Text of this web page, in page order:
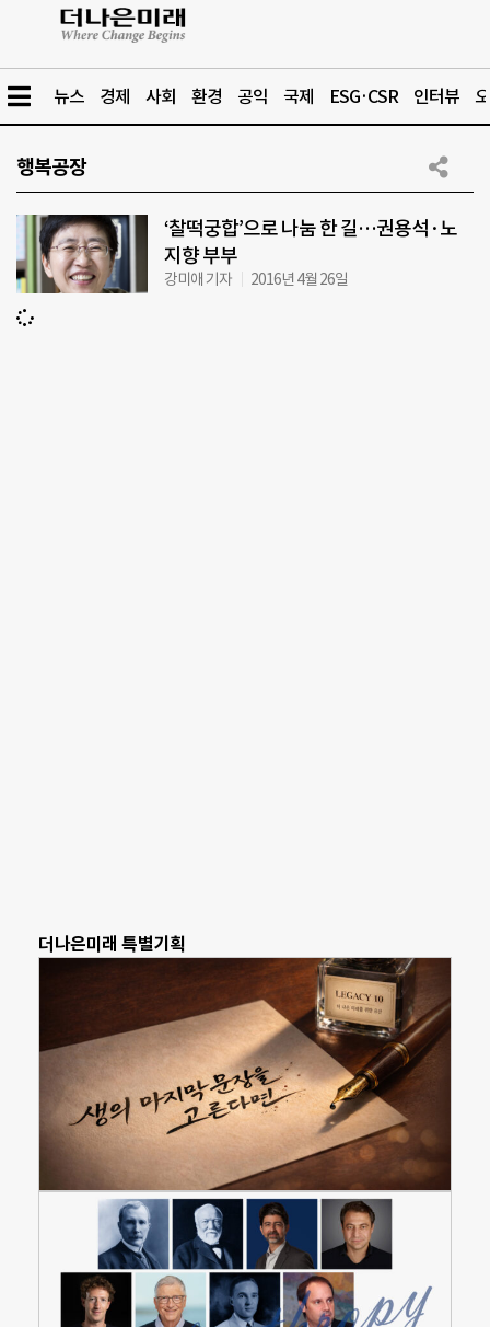
뉴스 경제 사회 환경 공익 국제 ESG·CSR 인터뷰
행복공장
‘찰떡궁합’으로 나눔 한 길…권용석·노
지향 부부
강미애 기자 2016년 4월 26일
더나은미래 특별기획